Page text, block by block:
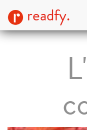
readfy.